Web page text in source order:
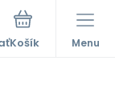
Menu